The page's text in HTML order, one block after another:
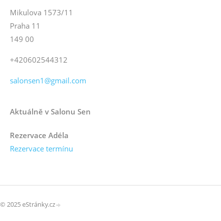
Mikulova 1573/11
Praha 11
149 00
+420602544312
salonsen1@gmail.com
Aktuálně v Salonu Sen
Rezervace Adéla
Rezervace termínu
© 2025 eStránky.cz